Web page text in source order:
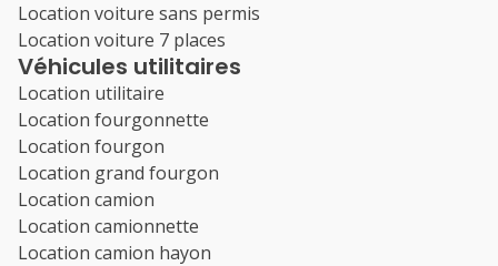
Location voiture sans permis
Location voiture 7 places
Véhicules utilitaires
Location utilitaire
Location fourgonnette
Location fourgon
Location grand fourgon
Location camion
Location camionnette
Location camion hayon